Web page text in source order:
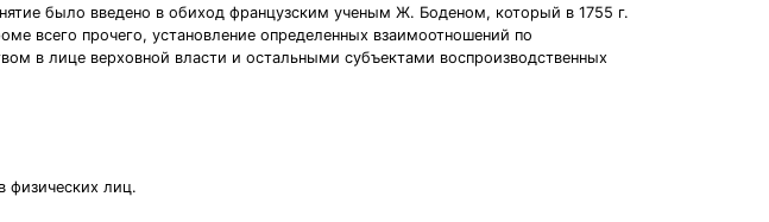
было введено в обиход французским ученым Ж. Боденом, который в 1755 г.
всего прочего, установление определенных взаимоотношений по
в лице верховной власти и остальными субъектами воспроизводственных
физических лиц.